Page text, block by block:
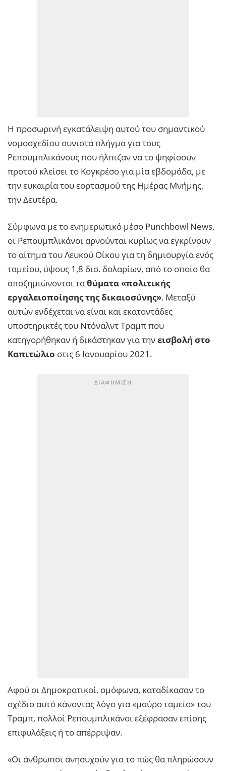
Η προσωρινή εγκατάλειψη αυτού του σημαντικού
νομοσχεδίου συνιστά πλήγμα για τους
Ρεπουμπλικάνους που ήλπιζαν να το ψηφίσουν
προτού κλείσει το Κογκρέσο για μία εβδομάδα, με
την ευκαιρία του εορτασμού της Ημέρας Μνήμης,
την Δευτέρα.
Σύμφωνα με το ενημερωτικό μέσο Punchbowl News,
οι Ρεπουμπλικάνοι αρνούνται κυρίως να εγκρίνουν
το αίτημα του Λευκού Οίκου για τη δημιουργία ενός
ταμείου, ύψους 1,8 δισ. δολαρίων, από το οποίο θα
αποζημιώνονται ταθύματα «πολιτικής
εργαλειοποίησης της δικαιοσύνης». Μεταξύ
αυτών ενδέχεται να είναι και εκατοντάδες
υποστηρικτές του Ντόναλντ Τραμπ που
κατηγορήθηκαν ή δικάστηκαν για τηνεισβολή στο
Καπιτώλιο στις 6 Ιανουαρίου 2021.
Αφού οι Δημοκρατικοί, ομόφωνα, καταδίκασαν το
σχέδιο αυτό κάνοντας λόγο για «μαύρο ταμείο» του
Τραμπ, πολλοί Ρεπουμπλικάνοι εξέφρασαν επίσης
επιφυλάξεις ή το απέρριψαν.
«Οι άνθρωποι ανησυχούν για το πώς θα πληρώσουν